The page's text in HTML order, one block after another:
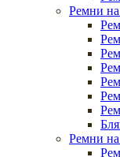
Ремни на
Ремни на